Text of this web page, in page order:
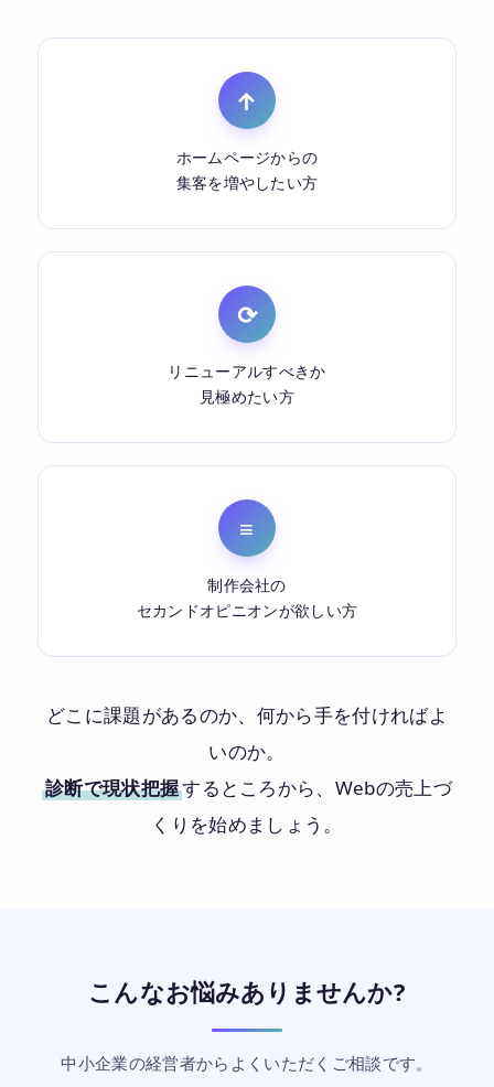
↑
ホームページからの
集客を増やしたい方
⟳
リニューアルすべきか
見極めたい方
≡
制作会社の
セカンドオピニオンが欲しい方
どこに課題があるのか、何から手を付ければよ
いのか。
診断で現状把握するところから、Webの売上づ
くりを始めましょう。
こんなお悩みありませんか?
中小企業の経営者からよくいただくご相談です。